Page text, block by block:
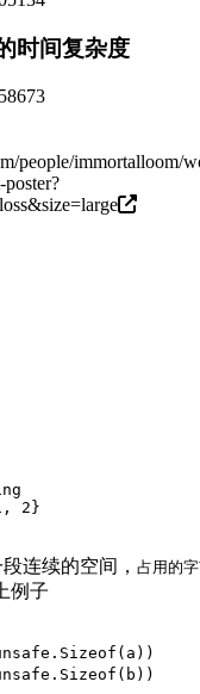
时间复杂度
people/immortalloom/
, 2 }
连续的空间， 占用的
例子